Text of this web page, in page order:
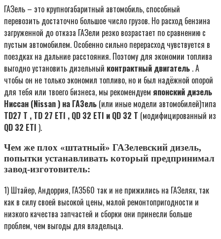
ГАЗель – это крупногабаритный автомобиль, способный
перевозить достаточно большое число грузов. Но расход бензина
загруженной до отказа ГАЗели резко возрастает по сравнению с
пустым автомобилем. Особенно сильно перерасход чувствуется в
поездках на дальние расстояния. Поэтому для экономии топлива
выгодно установить дизельный контрактный двигатель . А
чтобы он не только экономил топливо, но и был надёжной опорой
для тебя или твоего бизнеса, мы рекомендуем японский дизель
Ниссан (Nissan) на ГАЗель (или иные модели автомобилей)типа
TD27 T , TD 27 ETI , QD 32 ETI и QD 32 T (модифицированный из
QD 32 ETI ).
Чем же плох «штатный» ГАЗелевский дизель,
попытки устанавливать который предпринимал
завод-изготовитель:
1) Штайер, Андоррия, ГАЗ560 так и не прижились на ГАЗелях, так
как в силу своей высокой цены, малой ремонтопригодности и
низкого качества запчастей и сборки они принесли больше
проблем, чем выгоды для владельца.